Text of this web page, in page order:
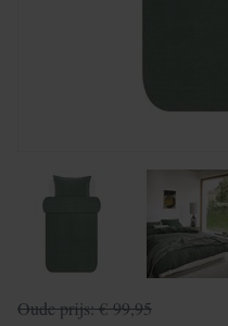
Oude prijs:€ 99,95